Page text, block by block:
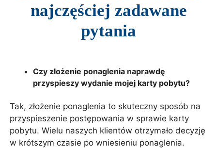
najczęściej zadawane
pytania
Czy złożenie ponaglenia naprawdę
przyspieszy wydanie mojej karty pobytu?
Tak, złożenie ponaglenia to skuteczny sposób na
przyspieszenie postępowania w sprawie karty
pobytu. Wielu naszych klientów otrzymało decyzję
w krótszym czasie po wniesieniu ponaglenia.